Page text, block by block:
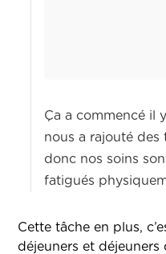
Ça a commencé il
nous a rajouté des
donc nos soins
fatigués
Cette tâche en plus,
déjeuners et déjeuners